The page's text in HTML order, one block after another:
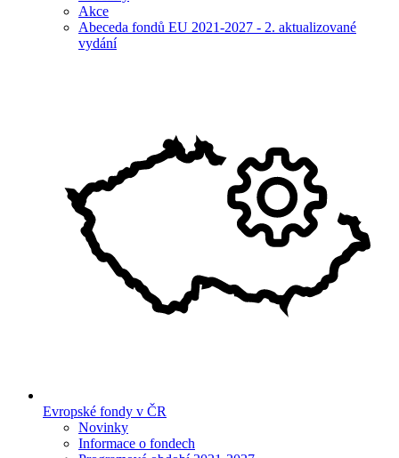
Akce
Abeceda fondů EU 2021-2027 - 2. aktualizované
vydání
Evropské fondy v ČR
Novinky
Informace o fondech